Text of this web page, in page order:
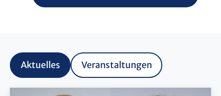
Aktuelles Veranstaltungen